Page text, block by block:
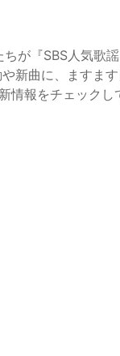
が『SBS人気歌
新曲に、ますま
情報をチェック